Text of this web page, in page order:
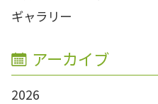
ギャラリー
アーカイブ
2026